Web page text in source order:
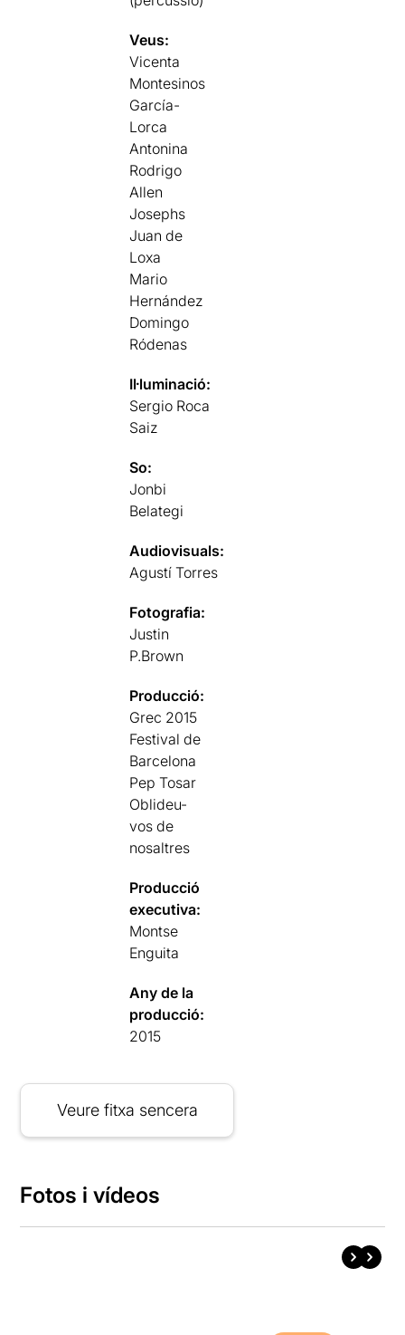
Veus:
Vicenta
Montesinos
García-
Lorca
Antonina
Rodrigo
Allen
Josephs
Juan de
Loxa
Mario
Hernández
Domingo
Ródenas
Il·luminació:
Sergio Roca
Saiz
So:
Jonbi
Belategi
Audiovisuals:
Agustí Torres
Fotografia:
Justin
P.Brown
Producció:
Grec 2015
Festival de
Barcelona
Pep Tosar
Oblideu-
vos de
nosaltres
Producció
executiva:
Montse
Enguita
Any de la
producció:
2015
Veure fitxa sencera
Fotos i vídeos